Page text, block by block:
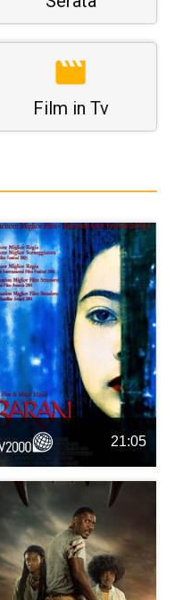
Film in Tv
21:05